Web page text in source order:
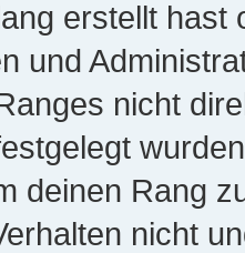
erstellt
und
nicht
deinen Rang
nicht